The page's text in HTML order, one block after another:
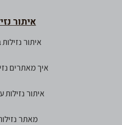
איתור
איתור
איך מאתרים
איתור נזילות
מאתר